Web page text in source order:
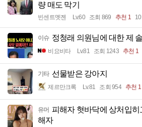
량 매도 막기
빈센트멧젠 Lv.60 조회 869 추천 1
이슈 정청래 의원님에 대한 제
비요비타 Lv.81 조회 1243 추천 1
기타 선물받은 강아지
제르만크록 Lv.81 조회 954 추천 1
유머 피해자 혓바닥에 상처입히
해자